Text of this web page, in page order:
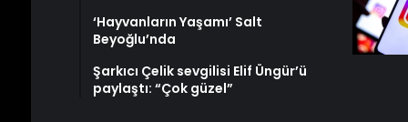
‘Hayvanların Yaşamı’ Salt
Beyoğlu’nda
Şarkıcı Çelik sevgilisi Elif Üngür’ü
paylaştı: “Çok güzel”